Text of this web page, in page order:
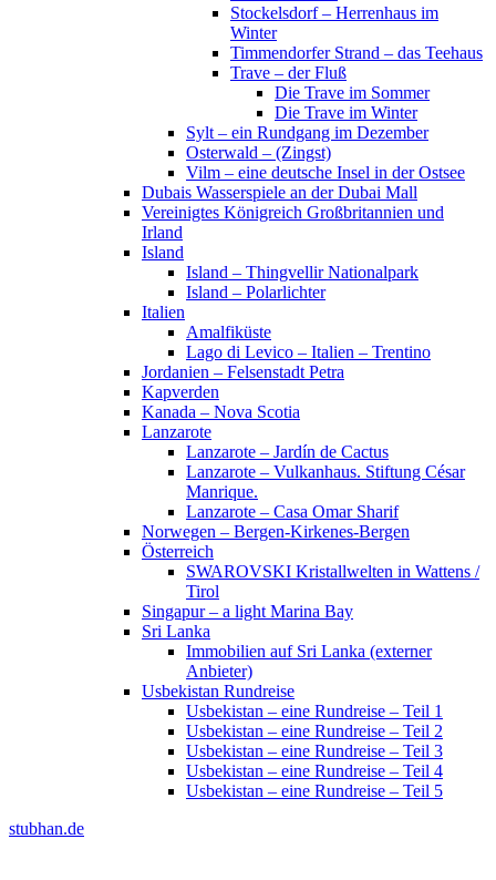
Stockelsdorf – Herrenhaus im
Winter
Timmendorfer Strand – das Teehaus
Trave – der Fluß
Die Trave im Sommer
Die Trave im Winter
Sylt – ein Rundgang im Dezember
Osterwald – (Zingst)
Vilm – eine deutsche Insel in der Ostsee
Dubais Wasserspiele an der Dubai Mall
Vereinigtes Königreich Großbritannien und
Irland
Island
Island – Thingvellir Nationalpark
Island – Polarlichter
Italien
Amalfiküste
Lago di Levico – Italien – Trentino
Jordanien – Felsenstadt Petra
Kapverden
Kanada – Nova Scotia
Lanzarote
Lanzarote – Jardín de Cactus
Lanzarote – Vulkanhaus. Stiftung César
Manrique.
Lanzarote – Casa Omar Sharif
Norwegen – Bergen-Kirkenes-Bergen
Österreich
SWAROVSKI Kristallwelten in Wattens /
Tirol
Singapur – a light Marina Bay
Sri Lanka
Immobilien auf Sri Lanka (externer
Anbieter)
Usbekistan Rundreise
Usbekistan – eine Rundreise – Teil 1
Usbekistan – eine Rundreise – Teil 2
Usbekistan – eine Rundreise – Teil 3
Usbekistan – eine Rundreise – Teil 4
Usbekistan – eine Rundreise – Teil 5
stubhan.de